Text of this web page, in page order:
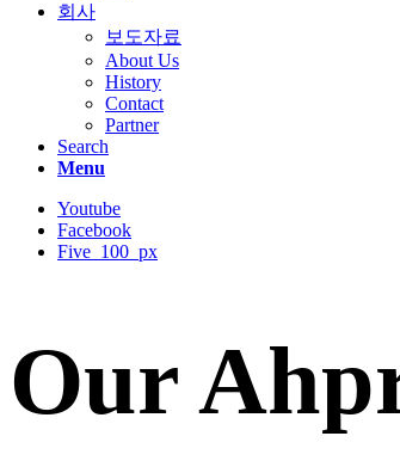
회사
보도자료
About Us
History
Contact
Partner
Search
Menu
Youtube
Facebook
Five_100_px
Our